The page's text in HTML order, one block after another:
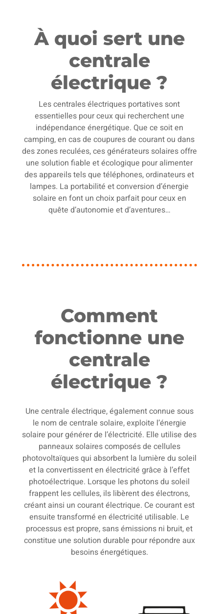
À quoi sert une
centrale
électrique ?
Les centrales électriques portatives sont
essentielles pour ceux qui recherchent une
indépendance énergétique. Que ce soit en
camping, en cas de coupures de courant ou dans
des zones reculées, ces générateurs solaires offre
une solution fiable et écologique pour alimenter
des appareils tels que téléphones, ordinateurs et
lampes. La portabilité et conversion d’énergie
solaire en font un choix parfait pour ceux en
quête d’autonomie et d’aventures…
Comment
fonctionne une
centrale
électrique ?
Une centrale électrique, également connue sous
le nom de centrale solaire, exploite l’énergie
solaire pour générer de l’électricité. Elle utilise des
panneaux solaires composés de cellules
photovoltaïques qui absorbent la lumière du soleil
et la convertissent en électricité grâce à l’effet
photoélectrique. Lorsque les photons du soleil
frappent les cellules, ils libèrent des électrons,
créant ainsi un courant électrique. Ce courant est
ensuite transformé en électricité utilisable. Le
processus est propre, sans émissions ni bruit, et
constitue une solution durable pour répondre aux
besoins énergétiques.